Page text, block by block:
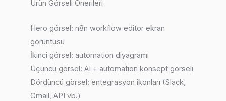
Ürün Görseli Önerileri
Hero görsel: n8n workflow editor ekran
görüntüsü
İkinci görsel: automation diyagramı
Üçüncü görsel: AI + automation konsept görseli
Dördüncü görsel: entegrasyon ikonları (Slack,
Gmail, API vb.)